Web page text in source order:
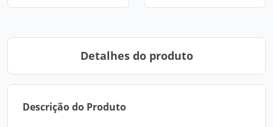
Detalhes do produto
Descrição do Produto